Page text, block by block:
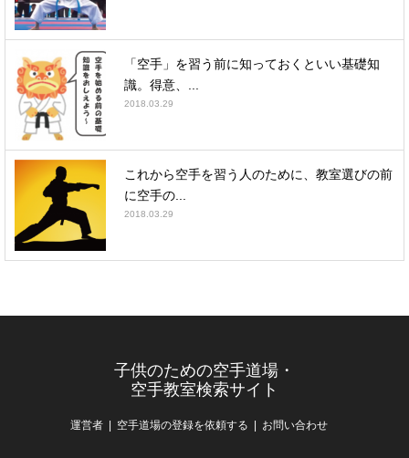
「空手」を習う前に知っておくといい基礎知
識。得意、...
2018.03.29
これから空手を習う人のために、教室選びの前
に空手の...
2018.03.29
子供のための空手道場・
空手教室検索サイト
運営者 空手道場の登録を依頼する お問い合わせ